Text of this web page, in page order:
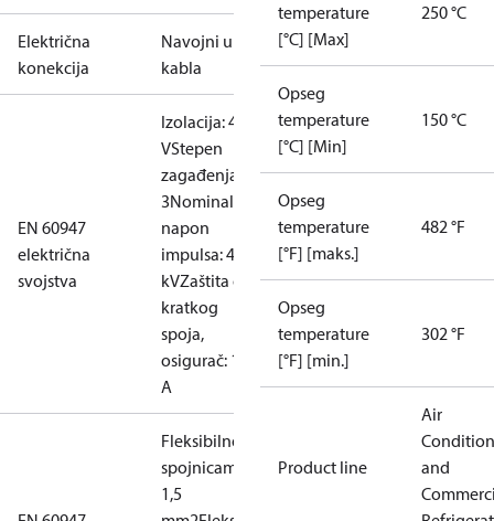
Električna
konekcija
Navojni ulaz
kabla
EN 60947
električna
svojstva
Izolacija: 400
VStepen
zagađenja:
3Nominalni
napon
impulsa: 4
kVZaštita od
kratkog
spoja,
osigurač: 10
A
Fleksibilno, sa
spojnicama: 0,2-
1,5
temperature
[°C] [Max]
250 °C
Opseg
temperature
[°C] [Min]
150 °C
Opseg
temperature
[°F] [maks.]
482 °F
Opseg
temperature
[°F] [min.]
302 °F
Product line
Air
and